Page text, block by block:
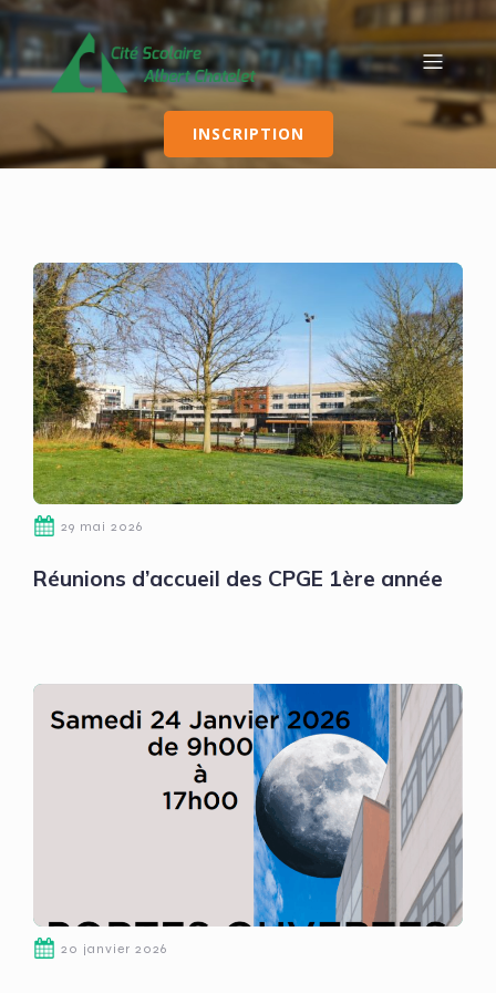
INSCRIPTION
29 mai 2026
Réunions d’accueil des CPGE 1ère année
20 janvier 2026